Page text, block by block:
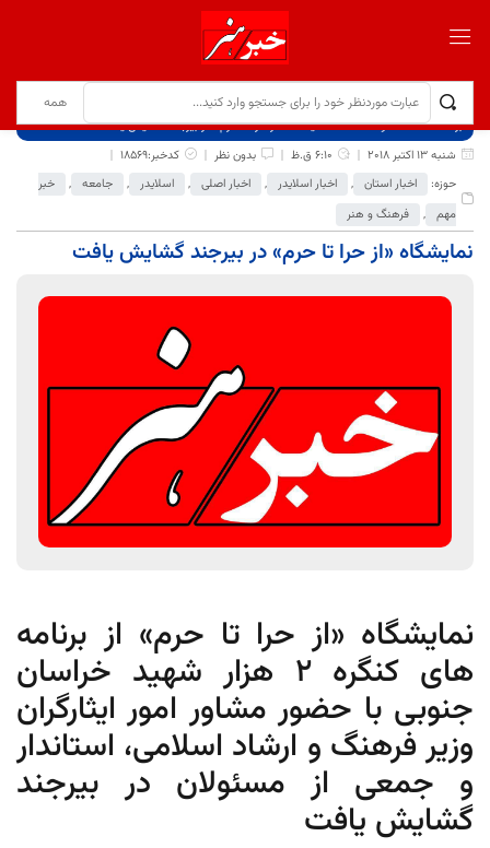
برگ نخست نوشته‌ها
نمایشگاه «از حرا تا حرم» در بیرجند گشایش یافت
شنبه 13 اکتبر 2018
6:10 ق.ظ بدون نظر
کدخبر:18569
حوزه:
اخبار استان , اخبار اسلایدر , اخبار اصلی , اسلایدر , جامعه ,
خبر
مهم , فرهنگ و هنر
نمایشگاه «از حرا تا حرم» در بیرجند گشایش یافت
نمایشگاه «از حرا تا حرم» از برنامه
های کنگره 2 هزار شهید خراسان
جنوبی با حضور مشاور امور ایثارگران
وزیر فرهنگ و ارشاد اسلامی، استاندار
و جمعی از مسئولان در بیرجند
گشایش یافت